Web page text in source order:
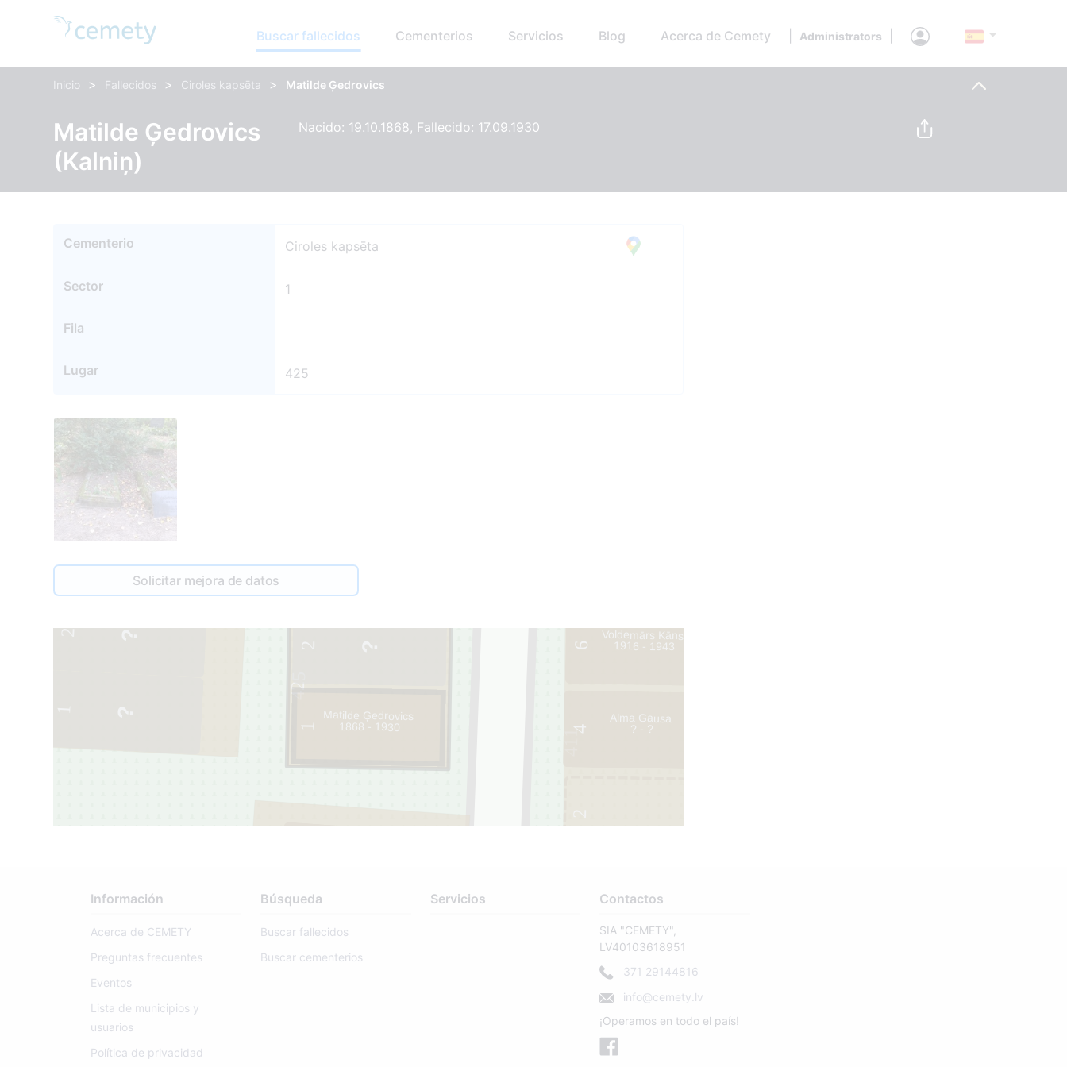
Buscar fallecidos Cementerios Servicios Blog Acerca de Cemety Administrators
Inicio > Fallecidos > Ciroles kapsēta > Matilde Ģedrovics
Matilde Ģedrovics
(Kalniņ)
Nacido: 19.10.1868, Fallecido: 17.09.1930
Cementerio Ciroles kapsēta
Sector 1
Fila
Lugar 425
Solicitar mejora de datos
425
4
6
1
Alma Gausa
? - ?
Voldemārs Kāns
1916 - 1943
Matilde Ģedrovics
1868 - 1930
Información
Acerca de CEMETY
Preguntas frecuentes
Eventos
Lista de municipios y
usuarios
Política de privacidad
Búsqueda
Buscar fallecidos
Buscar cementerios
Servicios Contactos
SIA "CEMETY",
LV40103618951
371 29144816
info@cemety.lv
¡Operamos en todo el país!